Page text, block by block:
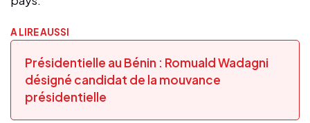
A LIRE AUSSI
Présidentielle au Bénin : Romuald Wadagni
désigné candidat de la mouvance
présidentielle